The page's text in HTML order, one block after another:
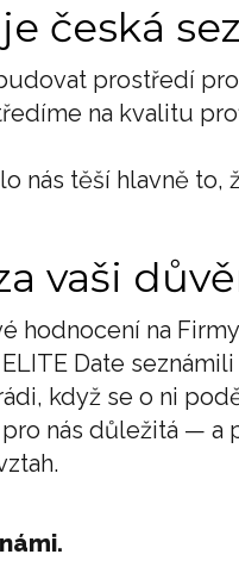
česká
prostředí
na kvalitu
nás těší hlavně
vaši
hodnocení na
Date
když se o ni
pro nás důležitá —